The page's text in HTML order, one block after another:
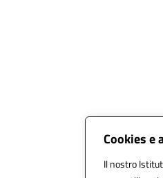
Cookies
Il nostro